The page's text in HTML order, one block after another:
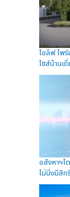
ไอลีฟ ไพ
ไซส์บ้านเ
อสังหาฯไ
ไม่นิ่งมีสิท